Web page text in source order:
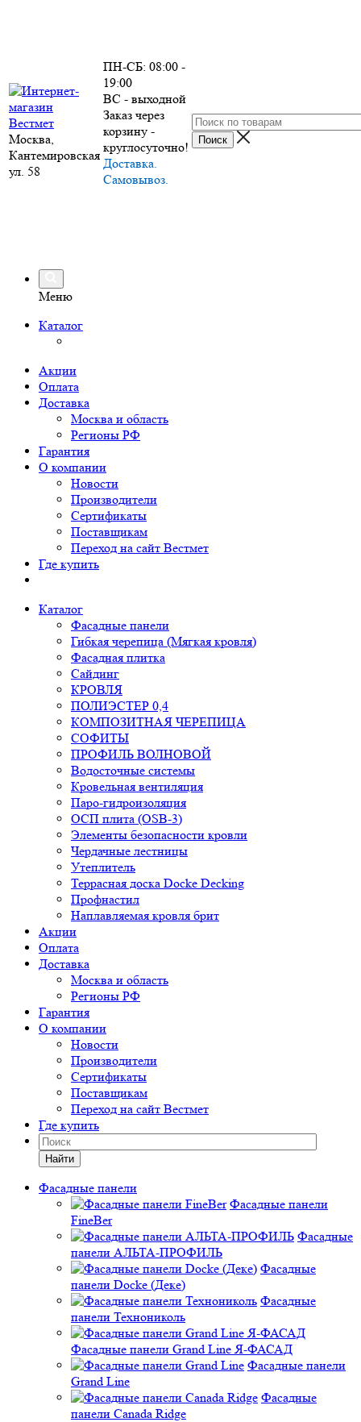
Москва,
Кантемировская
ул. 58
ПН-СБ: 08:00 -
19:00
ВС - выходной
Заказ через
корзину -
круглосуточно!
Доставка.
Самовывоз.
Меню
Каталог
Акции
Оплата
Доставка
Москва и область
Регионы РФ
Гарантия
О компании
Новости
Производители
Сертификаты
Поставщикам
Переход на сайт Вестмет
Где купить
Каталог
Фасадные панели
Гибкая черепица (Мягкая кровля)
Фасадная плитка
Сайдинг
КРОВЛЯ
ПОЛИЭСТЕР 0,4
КОМПОЗИТНАЯ ЧЕРЕПИЦА
СОФИТЫ
ПРОФИЛЬ ВОЛНОВОЙ
Водосточные системы
Кровельная вентиляция
Паро-гидроизоляция
ОСП плита (OSB-3)
Элементы безопасности кровли
Чердачные лестницы
Утеплитель
Террасная доска Docke Decking
Профнастил
Наплавляемая кровля брит
Акции
Оплата
Доставка
Москва и область
Регионы РФ
Гарантия
О компании
Новости
Производители
Сертификаты
Поставщикам
Переход на сайт Вестмет
Где купить
Найти
Фасадные панели
Фасадные панели
FineBer
Фасадные
панели АЛЬТА-ПРОФИЛЬ
Фасадные
панели Docke (Деке)
Фасадные
панели Технониколь
Фасадные панели Grand Line Я-ФАСАД
Фасадные панели
Grand Line
Фасадные
панели Canada Ridge